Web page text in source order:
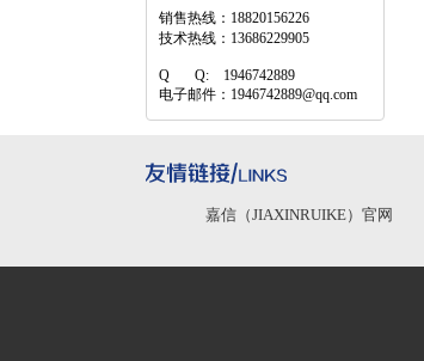
销售热线：18820156226
技术热线：13686229905
Q Q: 1946742889
电子邮件：1946742889@qq.com
嘉信（JIAXINRUIKE）官网